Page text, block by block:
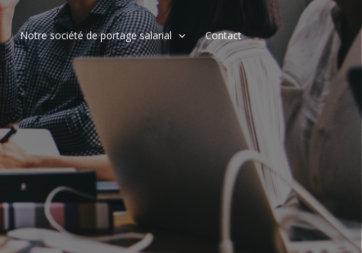
Notre société de portage salarial Contact